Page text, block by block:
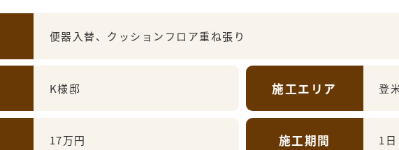
便器入替、クッションフロア重ね張り
K様邸 施工エリア 登
17万円 施工期間 1日